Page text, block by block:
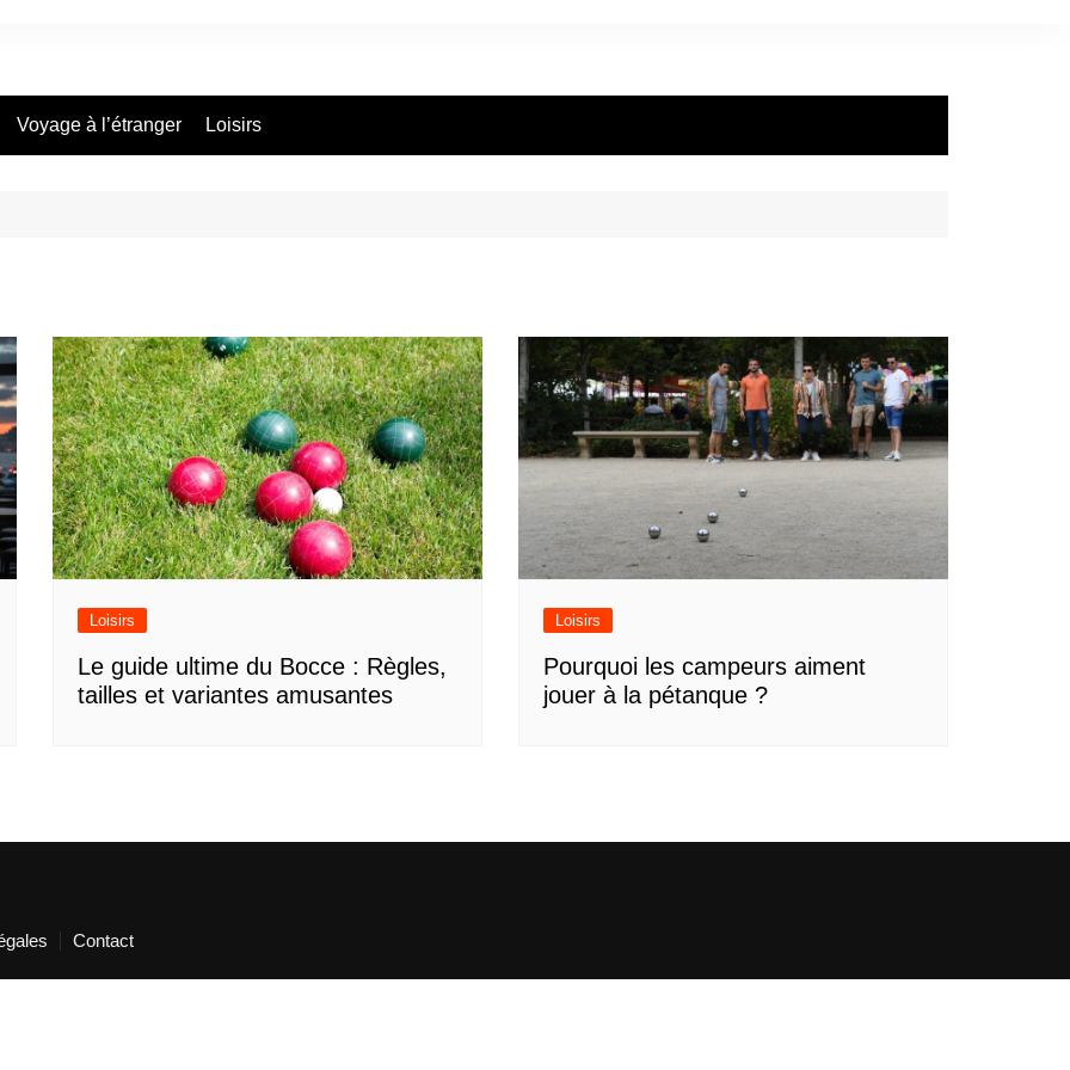
Voyage à l’étranger Loisirs
Loisirs
Le guide ultime du Bocce : Règles,
tailles et variantes amusantes
Loisirs
Pourquoi les campeurs aiment
jouer à la pétanque ?
Contact